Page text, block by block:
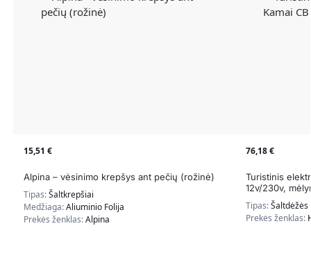
15,51 €
Alpina – vėsinimo krepšys ant pečių (rožinė)
Tipas:Šaltkrepšiai
Medžiaga:Aliuminio Folija
Prekės ženklas:Alpina
76,18€
Turistinis
12v/230v,
Tipas:Šaltdėžės
Prekės ženklas: